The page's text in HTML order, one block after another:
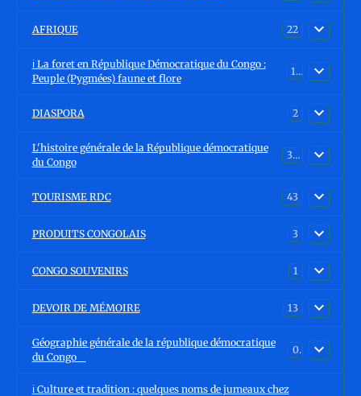
AFRIQUE 22
ℹ️ La foret en République Démocratique du Congo :
Peuple (Pygmées) faune et flore
15
DIASPORA 2
L'histoire générale de la République démocratique
du Congo
30
TOURISME RDC 43
PRODUITS CONGOLAIS 3
CONGO SOUVENIRS 1
DEVOIR DE MÉMOIRE 13
Géographie générale de la république démocratique
du Congo
0
ℹ️ Culture et tradition : quelques noms de jumeaux chez